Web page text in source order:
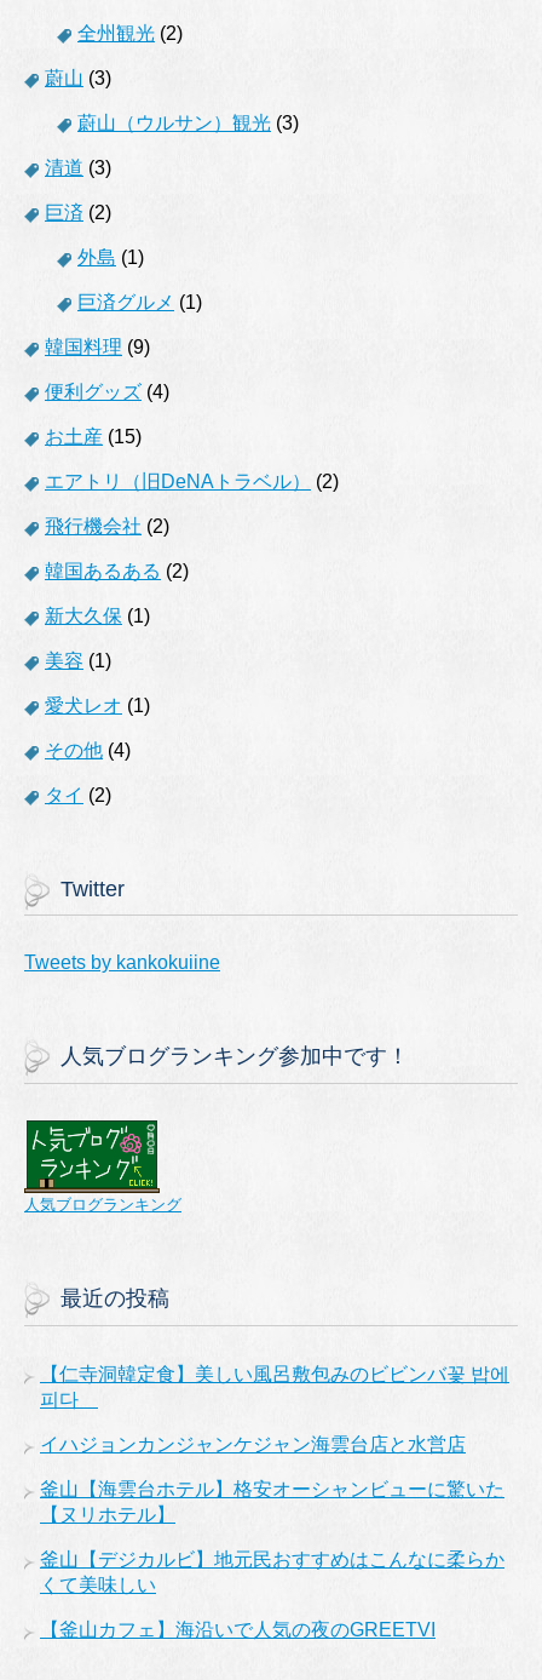
全州観光 (2)
蔚山 (3)
蔚山（ウルサン）観光 (3)
清道 (3)
巨済 (2)
外島 (1)
巨済グルメ (1)
韓国料理 (9)
便利グッズ (4)
お土産 (15)
エアトリ（旧DeNAトラベル） (2)
飛行機会社 (2)
韓国あるある (2)
新大久保 (1)
美容 (1)
愛犬レオ (1)
その他 (4)
タイ (2)
Twitter
Tweets by kankokuiine
人気ブログランキング参加中です！
人気ブログランキング
最近の投稿
【仁寺洞韓定食】美しい風呂敷包みのビビンバ꽃 밥에
피다
イハジョンカンジャンケジャン海雲台店と水営店
釜山【海雲台ホテル】格安オーシャンビューに驚いた
【ヌリホテル】
釜山【デジカルビ】地元民おすすめはこんなに柔らか
くて美味しい
【釜山カフェ】海沿いで人気の夜のGREETVI